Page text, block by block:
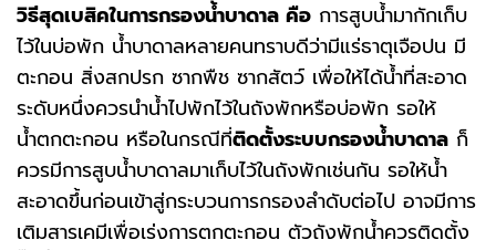
วิธีสุดเบสิคในการกรองน้ำบาดาล คือ การสูบน้ำมากักเก็บ
ไว้ในบ่อพัก น้ำบาดาลหลายคนทราบดีว่ามีแร่ธาตุเจือปน มี
ตะกอน สิ่งสกปรก ซากพืช ซากสัตว์ เพื่อให้ได้น้ำที่สะอาด
ระดับหนึ่งควรนำน้ำไปพักไว้ในถังพักหรือบ่อพัก รอให้
น้ำตกตะกอน หรือในกรณีที่ติดตั้งระบบกรองน้ำบาดาล ก็
ควรมีการสูบน้ำบาดาลมาเก็บไว้ในถังพักเช่นกัน รอให้น้ำ
สะอาดขึ้นก่อนเข้าสู่กระบวนการกรองลำดับต่อไป อาจมีการ
เติมสารเคมีเพื่อเร่งการตกตะกอน ตัวถังพักน้ำควรติดตั้ง